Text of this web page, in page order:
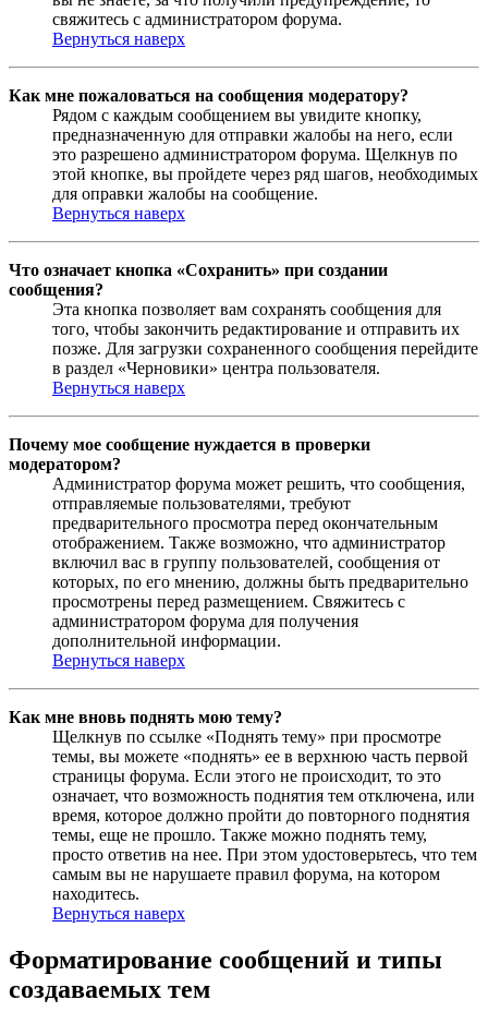
свяжитесь с администратором форума.
Вернуться наверх
Как мне пожаловаться на сообщения модератору?
Рядом с каждым сообщением вы увидите кнопку,
предназначенную для отправки жалобы на него, если
это разрешено администратором форума. Щелкнув по
этой кнопке, вы пройдете через ряд шагов, необходимых
для оправки жалобы на сообщение.
Вернуться наверх
Что означает кнопка «Сохранить» при создании
сообщения?
Эта кнопка позволяет вам сохранять сообщения для
того, чтобы закончить редактирование и отправить их
позже. Для загрузки сохраненного сообщения перейдите
в раздел «Черновики» центра пользователя.
Вернуться наверх
Почему мое сообщение нуждается в проверки
модератором?
Администратор форума может решить, что сообщения,
отправляемые пользователями, требуют
предварительного просмотра перед окончательным
отображением. Также возможно, что администратор
включил вас в группу пользователей, сообщения от
которых, по его мнению, должны быть предварительно
просмотрены перед размещением. Свяжитесь с
администратором форума для получения
дополнительной информации.
Вернуться наверх
Как мне вновь поднять мою тему?
Щелкнув по ссылке «Поднять тему» при просмотре
темы, вы можете «поднять» ее в верхнюю часть первой
страницы форума. Если этого не происходит, то это
означает, что возможность поднятия тем отключена, или
время, которое должно пройти до повторного поднятия
темы, еще не прошло. Также можно поднять тему,
просто ответив на нее. При этом удостоверьтесь, что тем
самым вы не нарушаете правил форума, на котором
находитесь.
Вернуться наверх
Форматирование сообщений и типы
создаваемых тем